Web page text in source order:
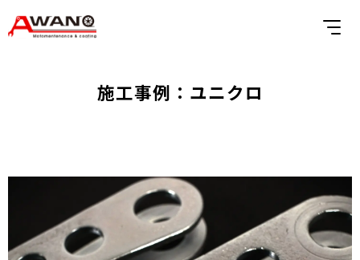
施工事例：ユニクロ